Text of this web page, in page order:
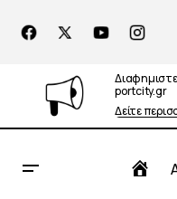
portcity.gr
Δείτε